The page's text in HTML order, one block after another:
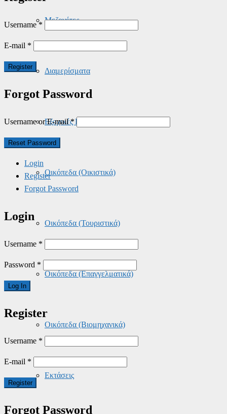
Μεζονέτες
Διαμερίσματα
Εξοχικές Κατοικίες – Οικισμοί
Οικόπεδα (Οικιστικά)
Οικόπεδα (Τουριστικά)
Οικόπεδα (Επαγγελματικά)
Οικόπεδα (Βιομηχανικά)
Εκτάσεις
Username*
E-mail *
Forgot Password
Username or E-mail*
Login
Register
Forgot Password
Login
Username *
Password *
Register
Username *
E-mail *
Forgot Password